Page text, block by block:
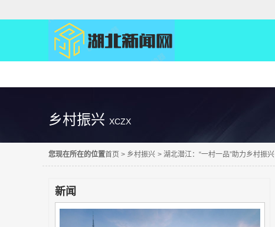
乡村振兴 XCZX
您现在所在的位置首页 > 乡村振兴 > 湖北潜江：“一村一品”助力乡村振兴
新闻